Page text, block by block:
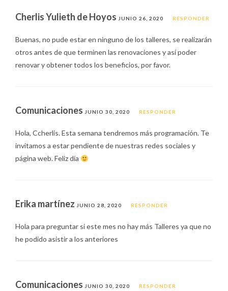
Cherlis Yulieth de Hoyos JUNIO 26, 2020 RESPONDER
Buenas, no pude estar en ninguno de los talleres, se realizarán
otros antes de que terminen las renovaciones y así poder
renovar y obtener todos los beneficios, por favor.
Comunicaciones JUNIO 30, 2020 RESPONDER
Hola, Ccherlis. Esta semana tendremos más programación. Te
invitamos a estar pendiente de nuestras redes sociales y
página web. Feliz día
Erika martínez JUNIO 28, 2020 RESPONDER
Hola para preguntar si este mes no hay más Talleres ya que no
he podido asistir a los anteriores
Comunicaciones JUNIO 30, 2020 RESPONDER